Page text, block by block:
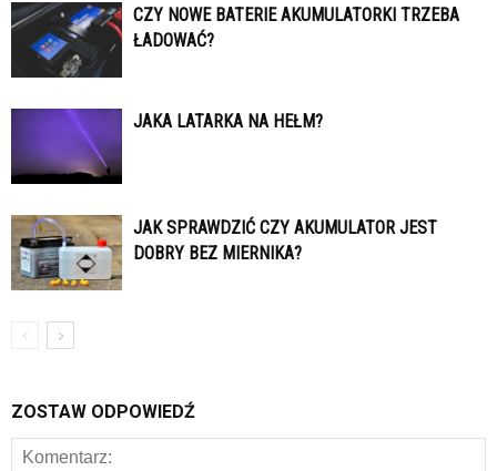
CZY NOWE BATERIE AKUMULATORKI TRZEBA
ŁADOWAĆ?
JAKA LATARKA NA HEŁM?
JAK SPRAWDZIĆ CZY AKUMULATOR JEST
DOBRY BEZ MIERNIKA?
ZOSTAW ODPOWIEDŹ